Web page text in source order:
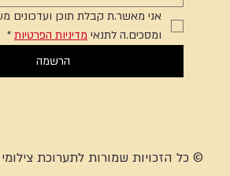
ומסכים.ה לתנאי מדיניות הפרטיות *
הרשמה
© כל הזכויות שמורות לתערוכת צילומי